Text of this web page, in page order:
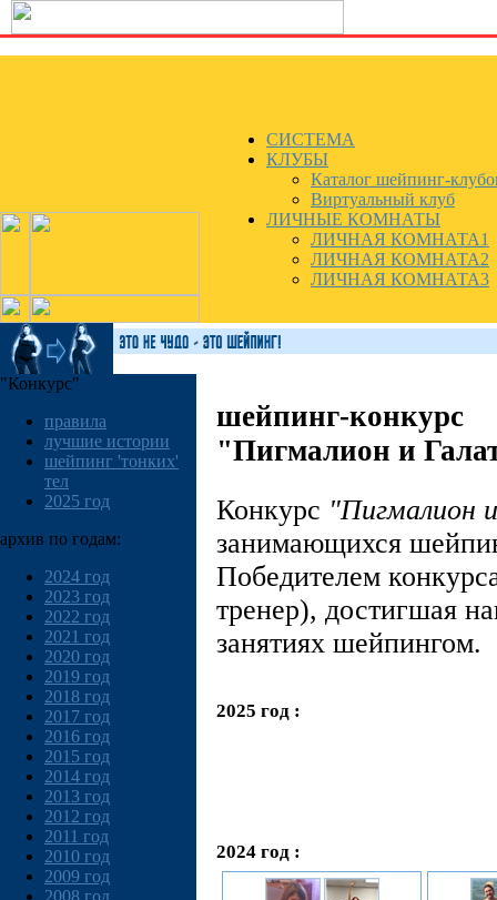
СИСТЕМА
КЛУБЫ
Каталог шейпинг-
Виртуальный клуб
ЛИЧНЫЕ КОМНАТЫ
ЛИЧНАЯ КОМНАТА1
ЛИЧНАЯ КОМНАТА2
ЛИЧНАЯ КОМНАТА3
"Конкурс"
правила
лучшие истории
шейпинг 'тонких'
тел
2025 год
архив по годам:
2024 год
2023 год
2022 год
2021 год
2020 год
2019 год
2018 год
2017 год
2016 год
2015 год
2014 год
2013 год
2012 год
2011 год
2010 год
2009 год
2008 год
шейпинг-конкурс
"Пигмалион и
Конкурс "Пигмалион
занимающихся
Победителем
тренер), достигшая
занятиях шейпингом.
2025 год :
2024 год :